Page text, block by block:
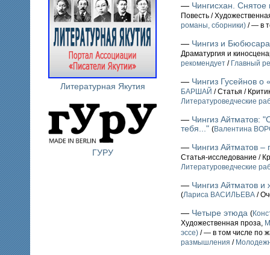
Литературная Якутия
ГУРУ
— Чингисхан. Снятое
Повесть /
романы, сборники) / — в
— Чингиз и Бюбюсара
Драматургия и
рекомендует / Главный
— Чингиз Гусейнов о
БАРШАЙ / Статья /
Литературоведческие
— Чингиз Айтматов:
тебя..." (Валентина
— Чингиз Айтматов –
Статья-исследование /
Литературоведческие
— Чингиз Айтматов и
(Лариса ВАСИЛЬЕВА /
— Четыре этюда (
Художественная проза,
эссе) / — в том числе по
размышления /